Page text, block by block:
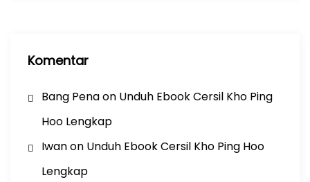
Komentar
Bang Penaon Unduh Ebook Cersil Kho Ping
Hoo Lengkap
Iwanon Unduh Ebook Cersil Kho Ping Hoo
Lengkap